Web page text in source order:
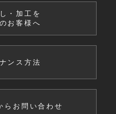
・加工を
お客様へ
ンス方法
らお問い合わせ